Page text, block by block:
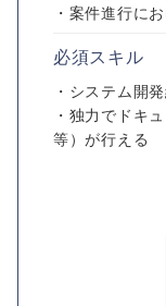
・案件進行に
必須スキル
・システム開
・独力でドキ
等）が行える